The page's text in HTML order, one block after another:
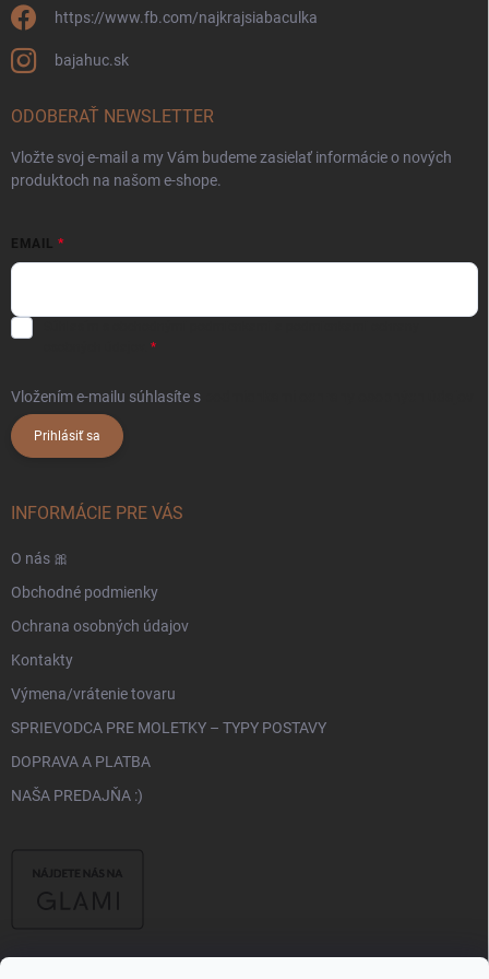
https://www.fb.com/najkrajsiabaculka
bajahuc.sk
ODOBERAŤ NEWSLETTER
Vložte svoj e-mail a my Vám budeme zasielať informácie o nových
produktoch na našom e-shope.
EMAIL
Vložením e-mailu súhlasíte s
Prihlásiť sa
INFORMÁCIE PRE VÁS
O nás 🎀
Obchodné podmienky
Ochrana osobných údajov
Kontakty
Výmena/vrátenie tovaru
SPRIEVODCA PRE MOLETKY – TYPY POSTAVY
DOPRAVA A PLATBA
NAŠA PREDAJŇA :)